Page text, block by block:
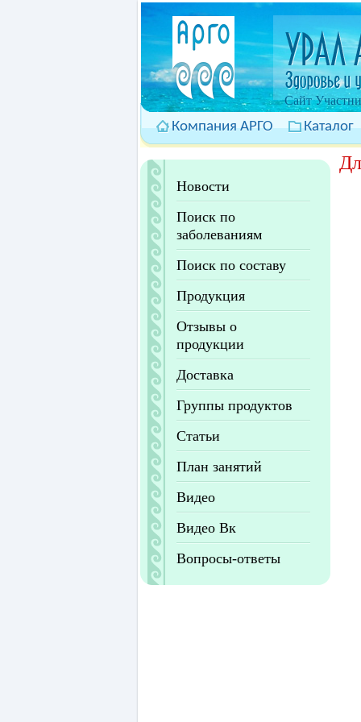
Cайт
Компания АРГО Каталог
Новости
Поиск по
заболеваниям
Поиск по составу
Продукция
Отзывы о
продукции
Доставка
Группы продуктов
Статьи
План занятий
Видео
Видео Вк
Вопросы-ответы